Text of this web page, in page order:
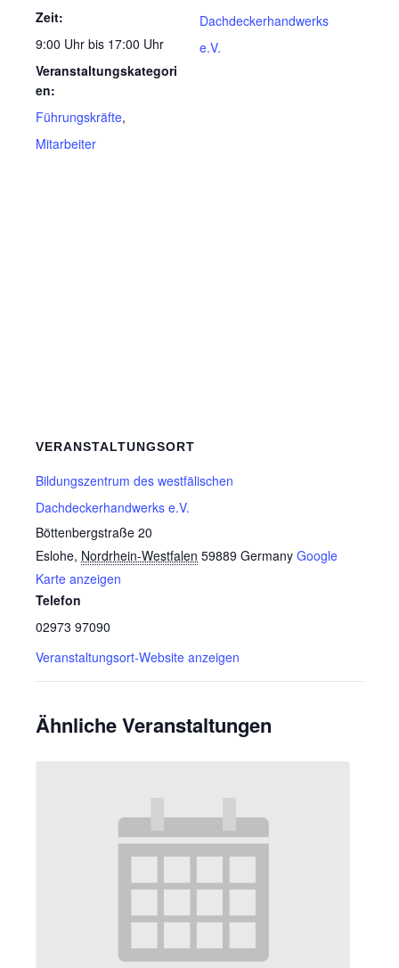
Zeit:
9:00 Uhr bis 17:00 Uhr
Veranstaltungskategori
en:
Führungskräfte,
Mitarbeiter
Dachdeckerhandwerks
e.V.
VERANSTALTUNGSORT
Bildungszentrum des westfälischen
Dachdeckerhandwerks e.V.
Böttenbergstraße 20
Eslohe, Nordrhein-Westfalen 59889 Germany Google
Karte anzeigen
Telefon
02973 97090
Veranstaltungsort-Website anzeigen
Ähnliche Veranstaltungen